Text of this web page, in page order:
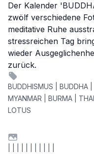
Der Kalender
zwölf verschiedene
meditative Ruhe
stressreichen Tag
wieder
zurück.
BUDDHISMUS | BUDDHA |
MYANMAR | BURMA |
LOTUS